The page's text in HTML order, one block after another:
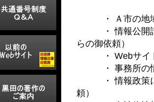
・ Ａ市の地域
・ 情報公開請
らの御依頼）
・ Webサイト
・ 事務所の情
・ 情報政策に
頼）